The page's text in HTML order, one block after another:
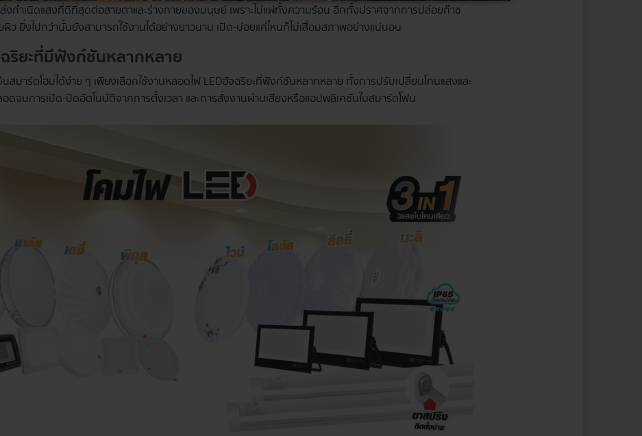
งกำเนิดแสงที่ดีที่สุดต่อสายตาและร่างกายของมนุษย์ เพราะไม่แผ่ทั้งความร้อน อีกทั้งปราศจากการปล่อยก๊าซ
ว ยิ่งไปกว่านั้นยังสามารถใช้งานได้อย่างยาวนาน เปิด-บ่อยแค่ไหนก็ไม่เสื่อมสภาพอย่างแน่นอน
ริยะที่มีฟังก์ชันหลากหลาย
นสมาร์ตโฮมได้ง่าย ๆ เพียงเลือกใช้งานหลอดไฟ LED อัจฉริยะที่ฟังก์ชันหลากหลาย ทั้งการปรับเปลี่ยนโทนแสงและ
ดจนการเปิด-ปิดอัตโนมัติจากการตั้งเวลา และการสั่งงานผ่านเสียงหรือแอปพลิเคชันในสมาร์ตโฟน